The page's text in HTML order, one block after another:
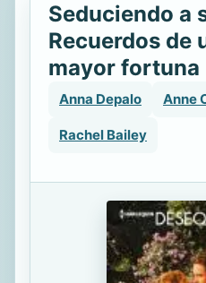
Seduciendo a
Recuerdos de
mayor fortuna
Anna Depalo Anne
Rachel Bailey